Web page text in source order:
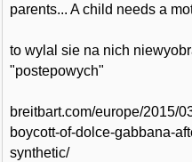
parents... A child needs a
to wylal sie na nich
"postepowych"
breitbart.com/europe/2015/
boycott-of-dolce-gabbana-
synthetic/